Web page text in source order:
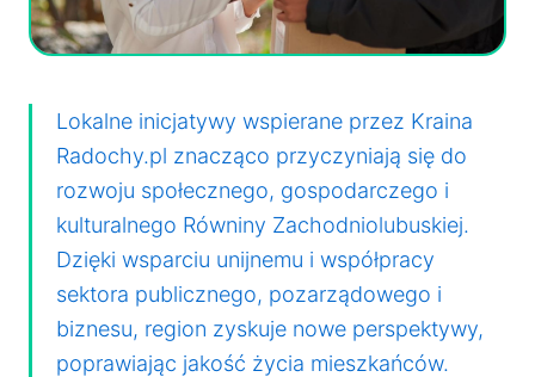
Lokalne inicjatywy wspierane przez Kraina
Radochy.pl znacząco przyczyniają się do
rozwoju społecznego, gospodarczego i
kulturalnego Równiny Zachodniolubuskiej.
Dzięki wsparciu unijnemu i współpracy
sektora publicznego, pozarządowego i
biznesu, region zyskuje nowe perspektywy,
poprawiając jakość życia mieszkańców.